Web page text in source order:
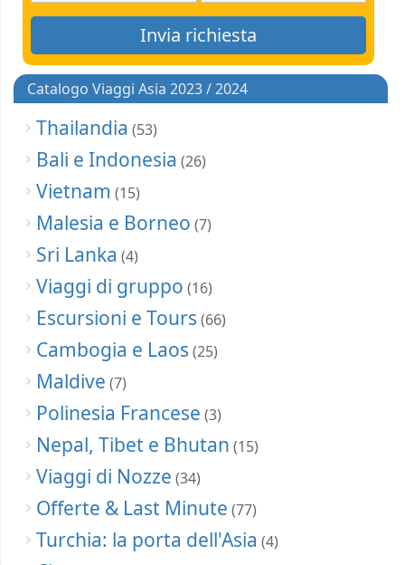
Catalogo Viaggi Asia 2023 / 2024
Thailandia (53)
Bali e Indonesia (26)
Vietnam (15)
Malesia e Borneo (7)
Sri Lanka (4)
Viaggi di gruppo (16)
Escursioni e Tours (66)
Cambogia e Laos (25)
Maldive (7)
Polinesia Francese (3)
Nepal, Tibet e Bhutan (15)
Viaggi di Nozze (34)
Offerte & Last Minute (77)
Turchia: la porta dell'Asia (4)